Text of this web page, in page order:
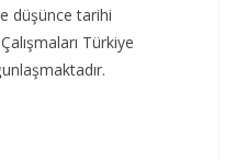
düşünce tarihi
Türkiye